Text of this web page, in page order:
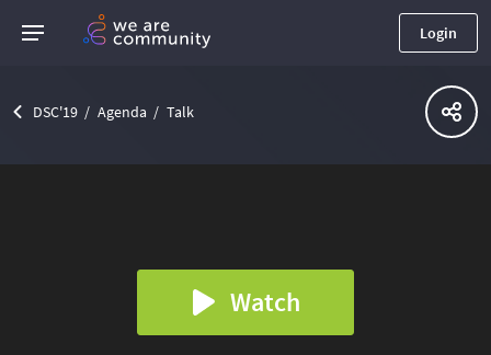
Login
DSC'19 Agenda Talk
Watch